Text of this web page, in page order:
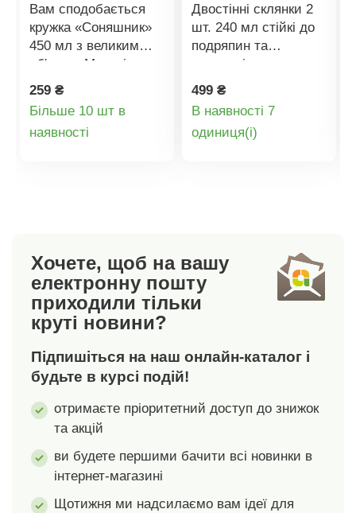
Вам сподобається
кружка «Соняшник»
450 мл з великим
об'ємом.Матеріал:
порцеляна.Об'єм:
для мікрохвильової
печі та посудомийної
259 ₴
Більше 10 шт в
наявності
Двостінні склянки 2
шт. 240 мл стійкі до
подряпин та
перепадів
температур.
конструкція
забезпечує склянкам
тривалого часу. Вони
витримують
температури від -20
боросилікатне скло
мл.Двостінна
упаковціОб'єм 2 x
перепадів
499 ₴
В наявності 7
oдиниця(і)
Хочете, щоб на вашу
електронну пошту
приходили тільки
круті новини?
Підпишіться на наш онлайн-каталог і
будьте в курсі подій!
отримаєте пріоритетний доступ до знижок
та акцій
ви будете першими бачити всі новинки в
інтернет-магазині
Щотижня ми надсилаємо вам ідеї для